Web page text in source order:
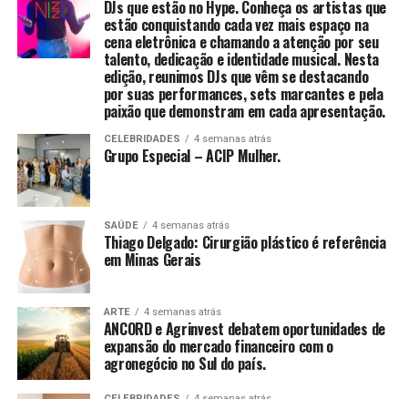
Uma vez que o de-qi é observado, técnicas podem ser
utilizadas para “influenciar” o de-qi: por exemplo,
através de certa manipulação, o de-qi pode,
supostamente, ser transferido do local da agulha para
locais mais distantes do corpo. Outras técnicas
objetivam “tonificar” (chinês: 补; pinyin: bǔ) ou “sedar”
(chinês: 泄; pinyin: xiè) o qi.
As primeiras técnicas são usadas em padrões de
deficiência, as últimas em padrões de excesso de energia.
[61] O de-qi é mais importante na acupuntura chinesa,
enquanto os pacientes ocidentais e japoneses podem
não considerá-lo uma parte necessária do tratamento.
[52]
principais causas de dor incapacitante na região e
merece atenção precoce”, afirma o Dr. Aragão.
A hérnia de disco ocorre quando um dos discos
intervertebrais — estruturas que funcionam como
amortecedores entre as vértebras — se desloca ou se
rompe, comprimindo nervos ou mesmo a medula
espinhal, estrutura que transmite sinais do cérebro para
o corpo. O impacto pode ser devastador para funções
motoras e sensoriais.
Um dos sinais mais preocupantes, segundo o
especialista, é a dor que se irradia do pescoço pelo
ombro em direção ao braço, frequentemente
acompanhada de formigamento ou fraqueza. “Essa
irradiação ocorre porque o disco herniado
comprime os nervos responsáveis pela força e
sensibilidade dos membros superiores. Quanto mais
DJs que estão no Hype. Conheça os artistas que
estão conquistando cada vez mais espaço na
cena eletrônica e chamando a atenção por seu
talento, dedicação e identidade musical. Nesta
edição, reunimos DJs que vêm se destacando
por suas performances, sets marcantes e pela
paixão que demonstram em cada apresentação.
CELEBRIDADES 4 semanas atrás
Grupo Especial – ACIP Mulher.
SAÚDE 4 semanas atrás
Thiago Delgado: Cirurgião plástico é referência
em Minas Gerais
ARTE 4 semanas atrás
ANCORD e Agrinvest debatem oportunidades de
expansão do mercado financeiro com o
agronegócio no Sul do país.